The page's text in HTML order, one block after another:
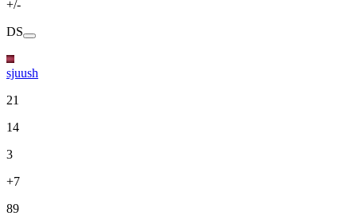
+/-
DS
sjuush
21
14
3
+7
89